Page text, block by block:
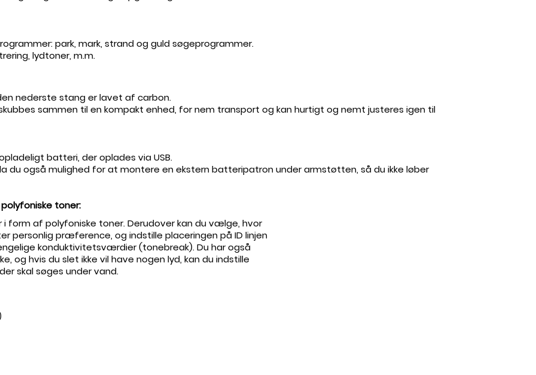
park, mark, strand og guld søgeprogrammer.
lydtoner, m.m.
nederste stang er lavet af carbon.
sammen til en kompakt enhed, for nem transport og kan hurtigt og nemt justeres igen til
batteri, der oplades via USB.
du også mulighed for at montere en ekstern batteripatron under armstøtten, så du ikke løber
toner:
form af polyfoniske toner. Derudover kan du vælge, hvor
personlig præference, og indstille placeringen på ID linjen
konduktivitetsværdier (tonebreak). Du har også
og hvis du slet ikke vil have nogen lyd, kan du indstille
skal søges under vand.